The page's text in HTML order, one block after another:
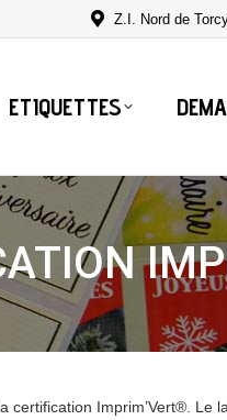
Z.I. Nord de
ETIQUETTES
Imprim’Vert®. Le